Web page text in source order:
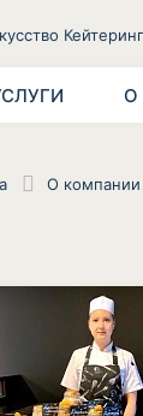
О
О компании